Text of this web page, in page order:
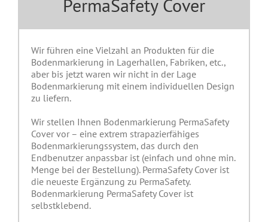
PermaSafety Cover
Wir führen eine Vielzahl an Produkten für die
Bodenmarkierung in Lagerhallen, Fabriken, etc.,
aber bis jetzt waren wir nicht in der Lage
Bodenmarkierung mit einem individuellen Design
zu liefern.
Wir stellen Ihnen Bodenmarkierung PermaSafety
Cover vor – eine extrem strapazierfähiges
Bodenmarkierungssystem, das durch den
Endbenutzer anpassbar ist (einfach und ohne min.
Menge bei der Bestellung). PermaSafety Cover ist
die neueste Ergänzung zu PermaSafety.
Bodenmarkierung PermaSafety Cover ist
selbstklebend.